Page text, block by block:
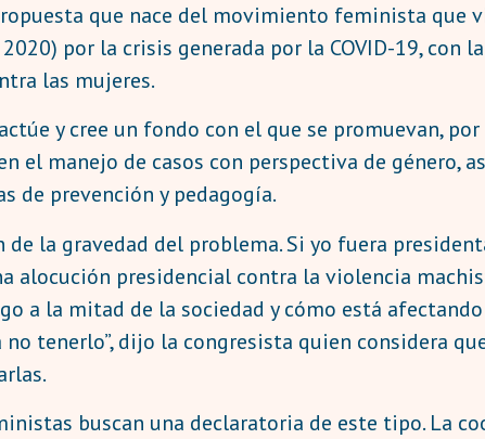
que nace del movimiento feminista que
por la crisis generada por la COVID-19, con
las mujeres.
y cree un fondo con el que se promuevan,
el manejo de casos con perspectiva de género,
de prevención y pedagogía.
la gravedad del problema. Si yo fuera
alocución presidencial contra la violencia
a la mitad de la sociedad y cómo está
tenerlo”, dijo la congresista quien considera
buscan una declaratoria de este tipo. La